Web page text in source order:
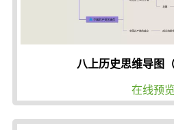
八上历史思维导图
在线预览